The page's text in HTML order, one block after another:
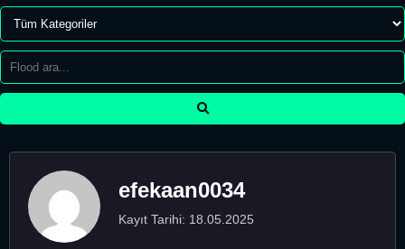
efekaan0034
Kayıt Tarihi: 18.05.2025